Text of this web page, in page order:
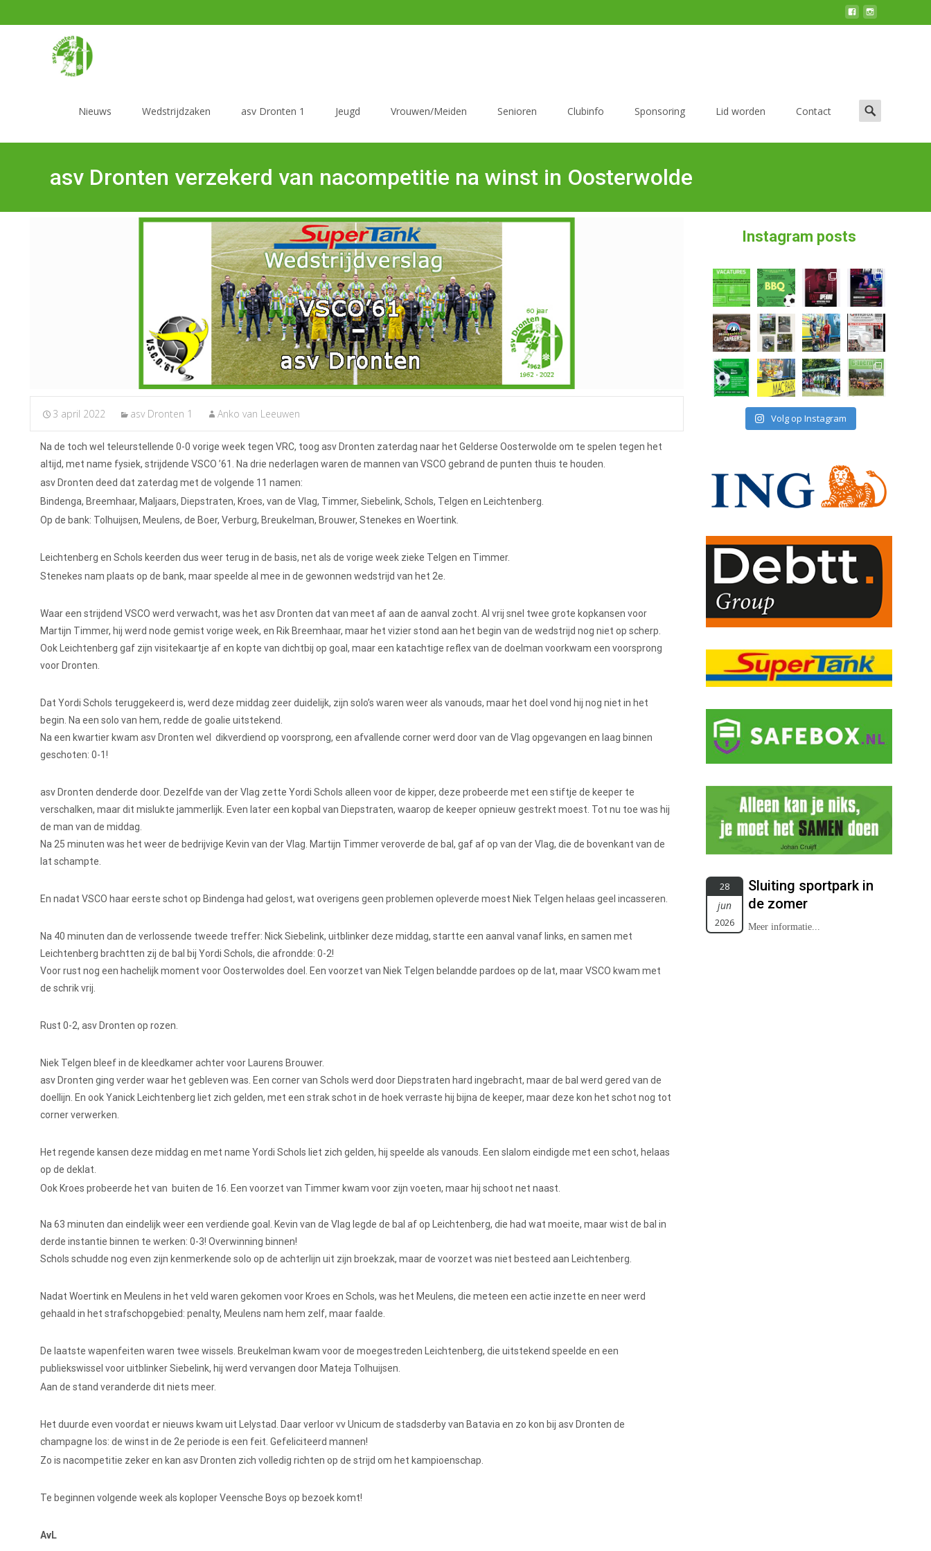
Nieuws Wedstrijdzaken asv Dronten 1 Jeugd Vrouwen/Meiden Senioren Clubinfo Sponsoring Lid worden Contact
asv Dronten verzekerd van nacompetitie na winst in Oosterwolde
3 april 2022 asv Dronten 1 Anko van Leeuwen
Na de toch wel teleurstellende 0-0 vorige week tegen VRC, toog asv Dronten zaterdag naar het Gelderse Oosterwolde om te spelen tegen het
altijd, met name fysiek, strijdende VSCO ’61. Na drie nederlagen waren de mannen van VSCO gebrand de punten thuis te houden.
asv Dronten deed dat zaterdag met de volgende 11 namen:
Bindenga, Breemhaar, Maljaars, Diepstraten, Kroes, van de Vlag, Timmer, Siebelink, Schols, Telgen en Leichtenberg.
Op de bank: Tolhuijsen, Meulens, de Boer, Verburg, Breukelman, Brouwer, Stenekes en Woertink.
Leichtenberg en Schols keerden dus weer terug in de basis, net als de vorige week zieke Telgen en Timmer.
Stenekes nam plaats op de bank, maar speelde al mee in de gewonnen wedstrijd van het 2e.
Waar een strijdend VSCO werd verwacht, was het asv Dronten dat van meet af aan de aanval zocht. Al vrij snel twee grote kopkansen voor
Martijn Timmer, hij werd node gemist vorige week, en Rik Breemhaar, maar het vizier stond aan het begin van de wedstrijd nog niet op scherp.
Ook Leichtenberg gaf zijn visitekaartje af en kopte van dichtbij op goal, maar een katachtige reflex van de doelman voorkwam een voorsprong
voor Dronten.
Dat Yordi Schols teruggekeerd is, werd deze middag zeer duidelijk, zijn solo’s waren weer als vanouds, maar het doel vond hij nog niet in het
begin. Na een solo van hem, redde de goalie uitstekend.
Na een kwartier kwam asv Dronten wel dikverdiend op voorsprong, een afvallende corner werd door van de Vlag opgevangen en laag binnen
geschoten: 0-1!
asv Dronten denderde door. Dezelfde van der Vlag zette Yordi Schols alleen voor de kipper, deze probeerde met een stiftje de keeper te
verschalken, maar dit mislukte jammerlijk. Even later een kopbal van Diepstraten, waarop de keeper opnieuw gestrekt moest. Tot nu toe was hij
de man van de middag.
Na 25 minuten was het weer de bedrijvige Kevin van der Vlag. Martijn Timmer veroverde de bal, gaf af op van der Vlag, die de bovenkant van de
lat schampte.
En nadat VSCO haar eerste schot op Bindenga had gelost, wat overigens geen problemen opleverde moest Niek Telgen helaas geel incasseren.
Na 40 minuten dan de verlossende tweede treffer: Nick Siebelink, uitblinker deze middag, startte een aanval vanaf links, en samen met
Leichtenberg brachtten zij de bal bij Yordi Schols, die afrondde: 0-2!
Voor rust nog een hachelijk moment voor Oosterwoldes doel. Een voorzet van Niek Telgen belandde pardoes op de lat, maar VSCO kwam met
de schrik vrij.
Rust 0-2, asv Dronten op rozen.
Niek Telgen bleef in de kleedkamer achter voor Laurens Brouwer.
asv Dronten ging verder waar het gebleven was. Een corner van Schols werd door Diepstraten hard ingebracht, maar de bal werd gered van de
doellijn. En ook Yanick Leichtenberg liet zich gelden, met een strak schot in de hoek verraste hij bijna de keeper, maar deze kon het schot nog tot
corner verwerken.
Het regende kansen deze middag en met name Yordi Schols liet zich gelden, hij speelde als vanouds. Een slalom eindigde met een schot, helaas
op de deklat.
Ook Kroes probeerde het van buiten de 16. Een voorzet van Timmer kwam voor zijn voeten, maar hij schoot net naast.
Na 63 minuten dan eindelijk weer een verdiende goal. Kevin van de Vlag legde de bal af op Leichtenberg, die had wat moeite, maar wist de bal in
derde instantie binnen te werken: 0-3! Overwinning binnen!
Schols schudde nog even zijn kenmerkende solo op de achterlijn uit zijn broekzak, maar de voorzet was niet besteed aan Leichtenberg.
Nadat Woertink en Meulens in het veld waren gekomen voor Kroes en Schols, was het Meulens, die meteen een actie inzette en neer werd
gehaald in het strafschopgebied: penalty, Meulens nam hem zelf, maar faalde.
De laatste wapenfeiten waren twee wissels. Breukelman kwam voor de moegestreden Leichtenberg, die uitstekend speelde en een
publiekswissel voor uitblinker Siebelink, hij werd vervangen door Mateja Tolhuijsen.
Aan de stand veranderde dit niets meer.
Het duurde even voordat er nieuws kwam uit Lelystad. Daar verloor vv Unicum de stadsderby van Batavia en zo kon bij asv Dronten de
champagne los: de winst in de 2e periode is een feit. Gefeliciteerd mannen!
Zo is nacompetitie zeker en kan asv Dronten zich volledig richten op de strijd om het kampioenschap.
Te beginnen volgende week als koploper Veensche Boys op bezoek komt!
AvL
Instagram posts
Volg op Instagram
28
jun
2026
Sluiting sportpark in
de zomer
Meer informatie...